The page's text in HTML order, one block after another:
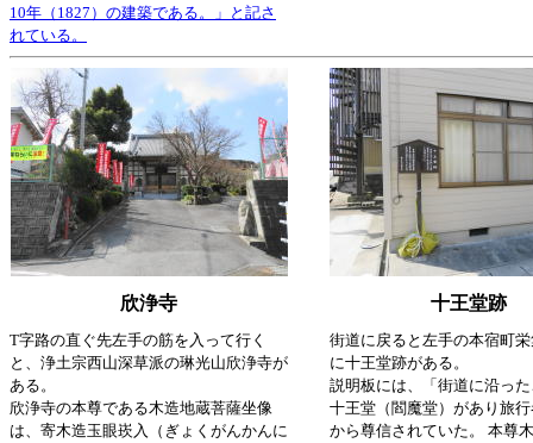
10年（1827）の建築である。」と記さ
れている。
欣浄寺 十王堂跡
T字路の直ぐ先左手の筋を入って行く
と、浄土宗西山深草派の琳光山欣浄寺が
ある。
欣浄寺の本尊である木造地蔵菩薩坐像
は、寄木造玉眼崁入（ぎょくがんかんに
街道に戻ると左手の本宿町
に十王堂跡がある。
説明板には、「街道に沿っ
十王堂（閻魔堂）があり旅
から尊信されていた。 本尊